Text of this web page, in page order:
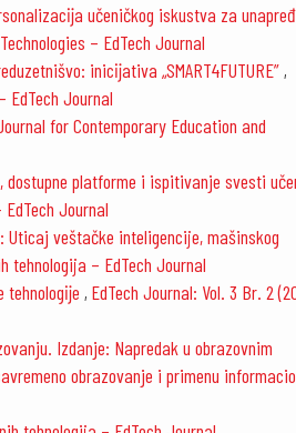
učeničkog iskustva za
– EdTech Journal
inicĳativa „SMART4FUTURE” ,
EdTech Journal
for Contemporary Education and
platforme i ispitivanje svesti
Journal
veštačke inteligencije, mašinskog
tehnologija – EdTech Journal
, EdTech Journal: Vol. 3 Br. 2
Izdanje: Napredak u obrazovnim
obrazovanje i primenu